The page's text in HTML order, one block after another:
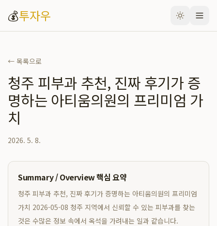
💰투자우
← 목록으로
청주 피부과 추천, 진짜 후기가 증
명하는 아티움의원의 프리미엄 가
치
2026. 5. 8.
Summary / Overview 핵심 요약
청주 피부과 추천, 진짜 후기가 증명하는 아티움의원의 프리미엄
가치 2026-05-08 청주 지역에서 신뢰할 수 있는 피부과를 찾는
것은 수많은 정보 속에서 옥석을 가려내는 일과 같습니다.